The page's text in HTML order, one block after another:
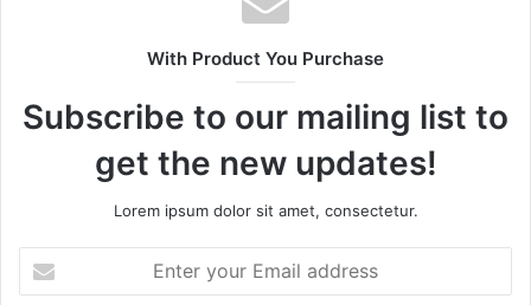
With Product You Purchase
Subscribe to our mailing list to
get the new updates!
Lorem ipsum dolor sit amet, consectetur.
your